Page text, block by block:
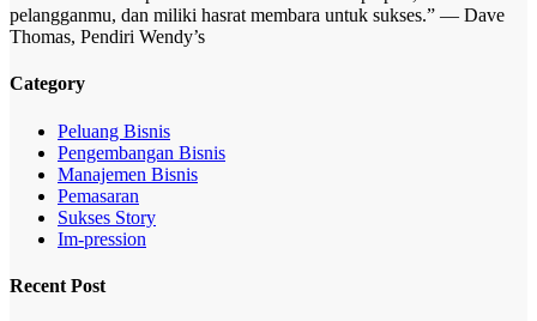
pelangganmu, dan miliki hasrat membara untuk sukses.” — Dave
Thomas, Pendiri Wendy’s
Category
Peluang Bisnis
Pengembangan Bisnis
Manajemen Bisnis
Pemasaran
Sukses Story
Im-pression
Recent Post